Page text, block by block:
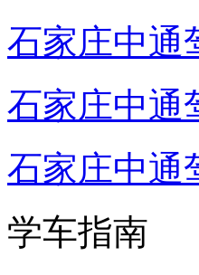
石家庄中通
石家庄中通
石家庄中通
学车指南